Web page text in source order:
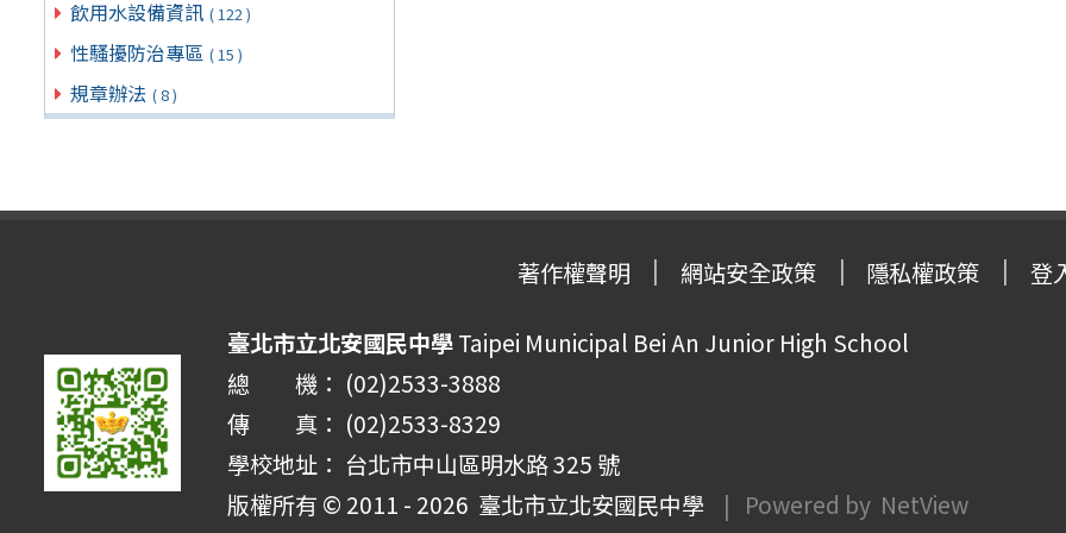
飲用水設備資訊 ( 122 )
性騷擾防治專區 ( 15 )
規章辦法 ( 8 )
著作權聲明 網站安全政策 隱私權政策 登
臺北市立北安國民中學Taipei Municipal Bei An Junior High School
總 機： (02)2533-3888
傳 真： (02)2533-8329
學校地址： 台北市中山區明水路 325 號
版權所有 © 2011 - 2026 臺北市立北安國民中學 | Powered by NetView